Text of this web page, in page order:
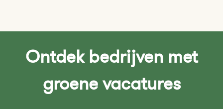
Ontdek bedrijven met
groene vacatures